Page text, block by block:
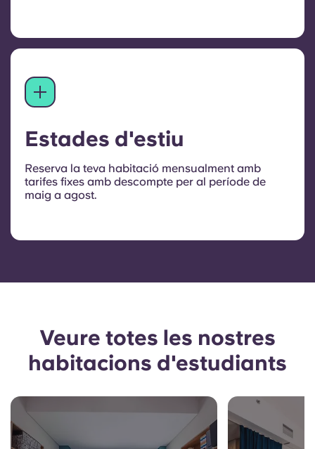
Estades d'estiu
Reserva la teva habitació mensualment amb
tarifes fixes amb descompte per al període de
maig a agost.
Veure totes les nostres
habitacions d'estudiants